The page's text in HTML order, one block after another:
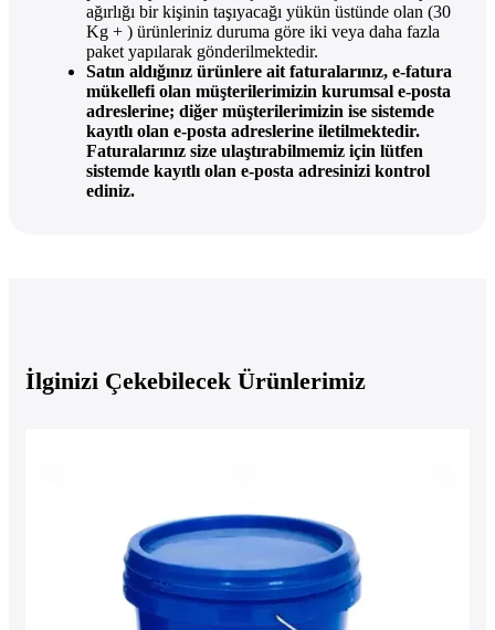
ağırlığı bir kişinin taşıyacağı yükün üstünde olan (30
Kg + ) ürünleriniz duruma göre iki veya daha fazla
paket yapılarak gönderilmektedir.
Satın aldığınız ürünlere ait faturalarınız, e-fatura
mükellefi olan müşterilerimizin kurumsal e-posta
adreslerine; diğer müşterilerimizin ise sistemde
kayıtlı olan e-posta adreslerine iletilmektedir.
Faturalarınız size ulaştırabilmemiz için lütfen
sistemde kayıtlı olan e-posta adresinizi kontrol
ediniz.
İlginizi Çekebilecek Ürünlerimiz